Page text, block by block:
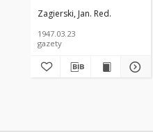
Zagierski, Jan. Red.
1947.03.23
gazety